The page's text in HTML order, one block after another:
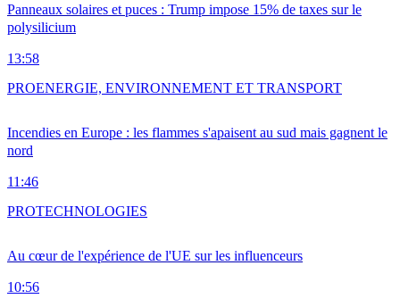
Panneaux solaires et puces : Trump impose 15% de taxes sur le
polysilicium
13:58
Incendies en Europe : les flammes s'apaisent au sud mais gagnent le
nord
11:46
PROENERGIE, ENVIRONNEMENT ET TRANSPORT
Au cœur de l'expérience de l'UE sur les influenceurs
10:56
PROTECHNOLOGIES